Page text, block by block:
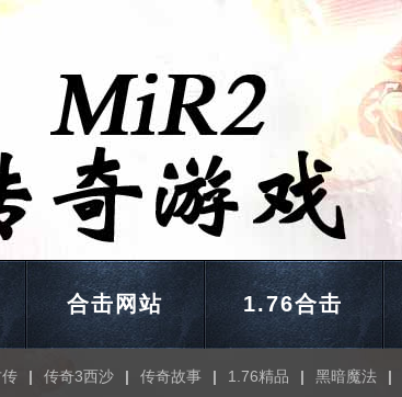
合击网站 1.76合击
| 传奇3西沙 | 传奇故事 | 1.76精品 | 黑暗魔法 |